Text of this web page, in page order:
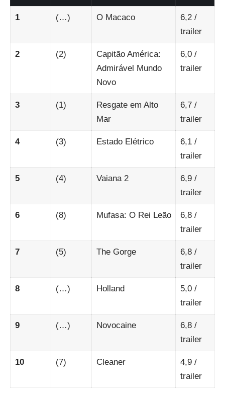
1 (…) O Macaco 6,2/
trailer
2 (2)
Capitão América:
Admirável Mundo
Novo
6,0/
trailer
3 (1)
Resgate em Alto
Mar
6,7/
trailer
4 (3) Estado Elétrico 6,1/
trailer
5 (4) Vaiana 2 6,9/
trailer
6 (8) Mufasa: O Rei Leão 6,8/
trailer
7 (5) The Gorge 6,8/
trailer
8 (…) Holland 5,0/
trailer
9 (…) Novocaine 6,8/
trailer
10 (7) Cleaner 4,9/
trailer